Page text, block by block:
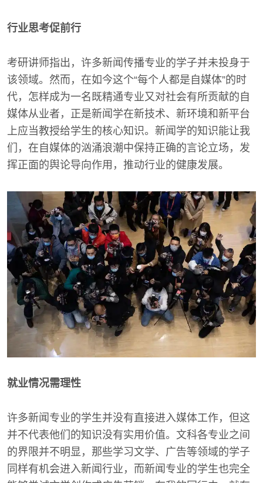
行业思考促前行
考研讲师指出，许多新闻传播专业的学子并未投身于
该领域。然而，在如今这个“每个人都是自媒体”的时
代，怎样成为一名既精通专业又对社会有所贡献的自
媒体从业者，正是新闻学在新技术、新环境和新平台
上应当教授给学生的核心知识。新闻学的知识能让我
们，在自媒体的汹涌浪潮中保持正确的言论立场，发
挥正面的舆论导向作用，推动行业的健康发展。
就业情况需理性
许多新闻专业的学生并没有直接进入媒体工作，但这
并不代表他们的知识没有实用价值。文科各专业之间
的界限并不明显，那些学习文学、广告等领域的学子
同样有机会进入新闻行业，而新闻专业的学生也完全